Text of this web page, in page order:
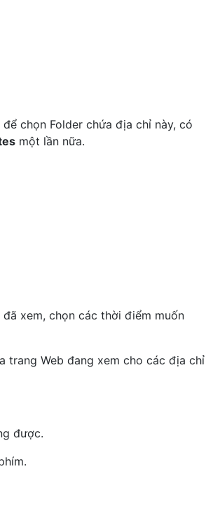
để chọn Folder chứa địa chỉ này, có
một lần nữa.
xem, chọn các thời điểm muốn
trang Web đang xem cho các địa chỉ
được.